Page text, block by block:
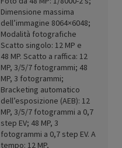
Dimensione massima
dell’immagine 8064×6048;
Modalità fotografiche
Scatto singolo: 12 MP e
48 MP. Scatto a raffica: 12
MP, 3/5/7 fotogrammi; 48
MP, 3 fotogrammi;
Bracketing automatico
dell’esposizione (AEB): 12
MP, 3/5/7 fotogrammi a 0,7
step EV; 48 MP, 3
fotogrammi a 0,7 step EV. A
tempo: 12 MP,